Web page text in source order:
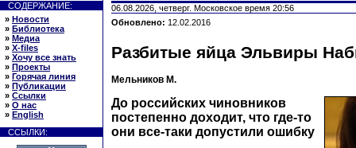
СОДЕРЖАНИЕ:
» Новости
» Библиотека
» Медиа
» X-files
» Хочу все знать
» Проекты
» Горячая линия
» Публикации
» Ссылки
» О нас
» English
ССЫЛКИ:
06.08.2026, четверг. Московское время 20:56
Обновлено: 12.02.2016
Разбитые яйца Эльвиры
Мельников М.
До российских чиновников
постепенно доходит, что где-то
они все-таки допустили ошибку